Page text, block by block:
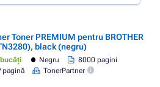
Toner PREMIUM pentru BROTHER
black (negru)
Negru
8000 pagini
pagină
TonerPartner